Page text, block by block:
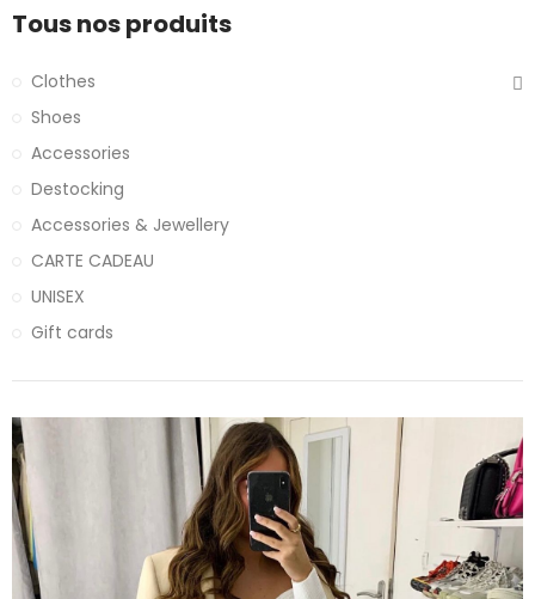
Tous nos produits
Clothes
Shoes
Accessories
Destocking
Accessories & Jewellery
CARTE CADEAU
UNISEX
Gift cards